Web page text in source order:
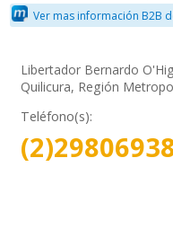
Ver mas información B2B
Libertador Bernardo
Quilicura, Región
Teléfono(s):